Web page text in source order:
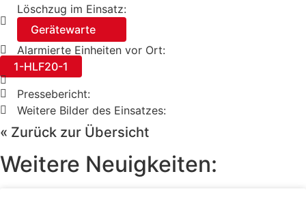
Löschzug im Einsatz:
Gerätewarte
Alarmierte Einheiten vor Ort:
1-HLF20-1
Pressebericht:
Weitere Bilder des Einsatzes:
« Zurück zur Übersicht
Weitere Neuigkeiten: